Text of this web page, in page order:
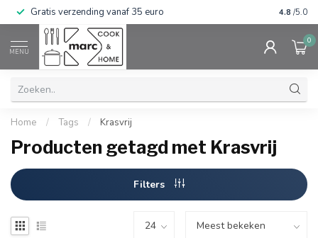
Gratis verzending vanaf 35 euro 4.8 /5.0
MENU
0
Home / Tags / Krasvrij
Producten getagd met Krasvrij
Filters